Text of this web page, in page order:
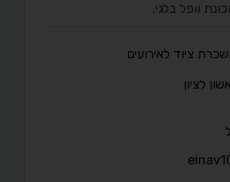
וופל בלגי.
ציוד לאירועים
לציון